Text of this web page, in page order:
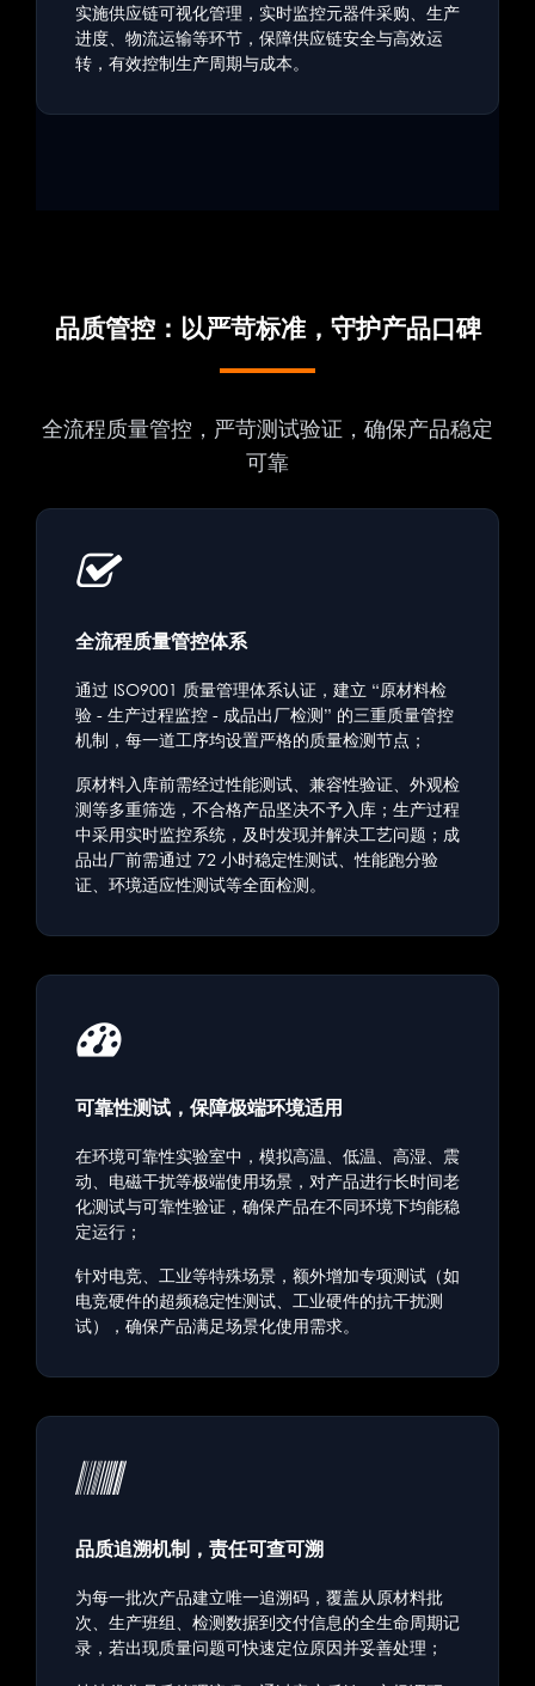
实施供应链可视化管理，实时监控元器件采购、生产
进度、物流运输等环节，保障供应链安全与高效运
转，有效控制生产周期与成本。
品质管控：以严苛标准，守护产品口碑
全流程质量管控，严苛测试验证，确保产品稳定
可靠
全流程质量管控体系
通过 ISO9001 质量管理体系认证，建立 “原材料检
验 - 生产过程监控 - 成品出厂检测” 的三重质量管控
机制，每一道工序均设置严格的质量检测节点；
原材料入库前需经过性能测试、兼容性验证、外观检
测等多重筛选，不合格产品坚决不予入库；生产过程
中采用实时监控系统，及时发现并解决工艺问题；成
品出厂前需通过 72 小时稳定性测试、性能跑分验
证、环境适应性测试等全面检测。
可靠性测试，保障极端环境适用
在环境可靠性实验室中，模拟高温、低温、高湿、震
动、电磁干扰等极端使用场景，对产品进行长时间老
化测试与可靠性验证，确保产品在不同环境下均能稳
定运行；
针对电竞、工业等特殊场景，额外增加专项测试（如
电竞硬件的超频稳定性测试、工业硬件的抗干扰测
试），确保产品满足场景化使用需求。
品质追溯机制，责任可查可溯
为每一批次产品建立唯一追溯码，覆盖从原材料批
次、生产班组、检测数据到交付信息的全生命周期记
录，若出现质量问题可快速定位原因并妥善处理；